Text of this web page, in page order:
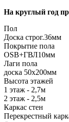
На круглый год
Пол
Доска строг.36мм
Покрытие пола
ОSB+ГВЛ10мм
Лаги пола
доска 50х200мм
Высота этажей
1 этаж - 2,7м
2 этаж - 2,5м
Каркас стен
Перекрестный